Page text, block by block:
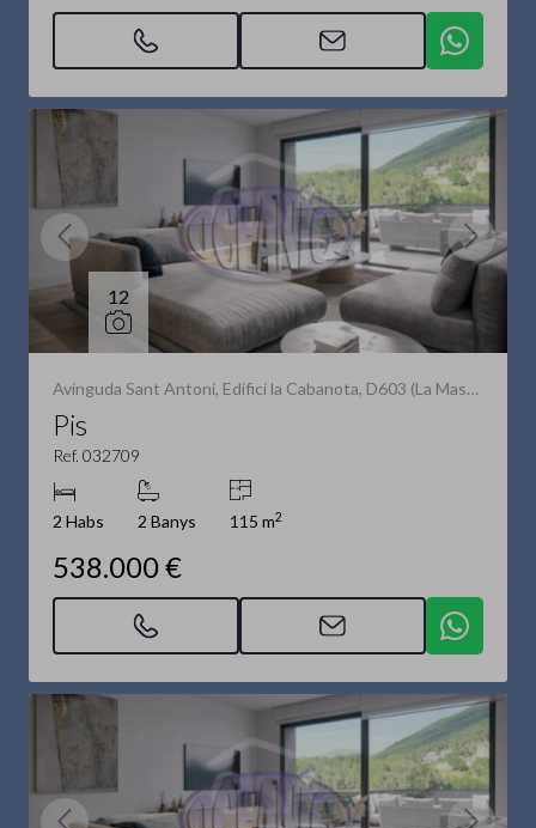
12
Avinguda Sant Antoni, Edifici la Cabanota, D603 (La Massana)
Pis
Ref. 032709
2 Habs 2 Banys 115 m2
538.000 €